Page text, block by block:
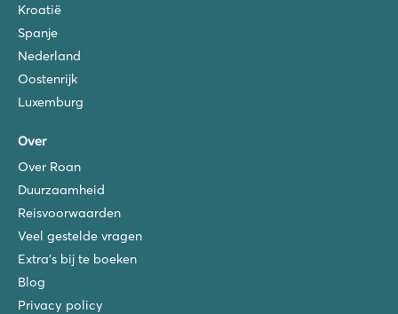
Kroatië
Spanje
Nederland
Oostenrijk
Luxemburg
Over
Over Roan
Duurzaamheid
Reisvoorwaarden
Veel gestelde vragen
Extra's bij te boeken
Blog
Privacy policy